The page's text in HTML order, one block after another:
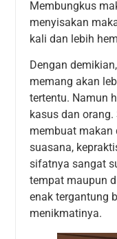
Membungkus
menyisakan
kali dan lebih
Dengan
memang akan
tertentu. Namun
kasus dan
membuat makan
suasana,
sifatnya sangat
tempat maupun
enak tergantung
menikmatinya.